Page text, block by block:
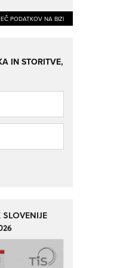
PODATKOV NA BIZI
IN STORITVE,